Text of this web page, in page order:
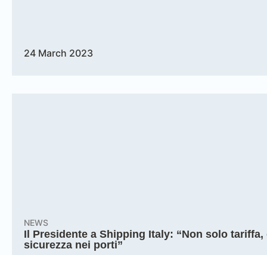
24 March 2023
NEWS
Il Presidente a Shipping Italy: “Non solo
sicurezza nei porti”